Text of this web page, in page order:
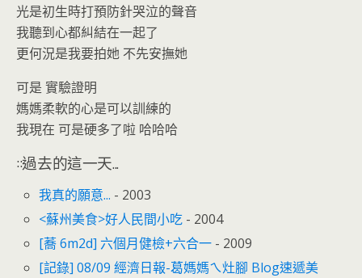
光是初生時打預防針哭泣的聲音
我聽到心都糾結在一起了
更何況是我要拍她 不先安撫她
可是 實驗證明
媽媽柔軟的心是可以訓練的
我現在 可是硬多了啦 哈哈哈
::過去的這一天...
我真的願意... - 2003
<蘇州美食>好人民間小吃 - 2004
[蕎 6m2d] 六個月健檢+六合一 - 2009
[記錄] 08/09 經濟日報-葛媽媽ㄟ灶腳 Blog速遞美